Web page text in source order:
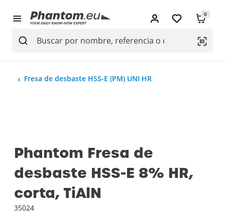
0
Fresa de desbaste HSS-E (PM) UNI HR
Phantom Fresa de
desbaste HSS-E 8% HR,
corta, TiAlN
35024